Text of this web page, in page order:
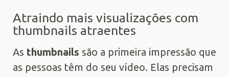
Atraindo mais visualizações com
thumbnails atraentes
As thumbnails são a primeira impressão que
as pessoas têm do seu vídeo. Elas precisam